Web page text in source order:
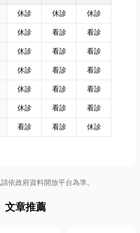
休診 休診
休診
休診 看診
看診
休診 看診
看診
休診 看診
看診
休診 看診
看診
休診 看診
看診
看診 看診 休診
依政府資料開放平台為準。
文章推薦